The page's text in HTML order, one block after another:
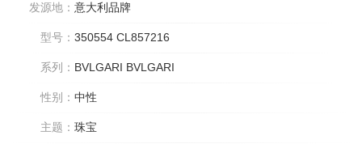
发源地： 意大利品牌
型号： 350554 CL857216
系列： BVLGARI BVLGARI
性别： 中性
主题： 珠宝